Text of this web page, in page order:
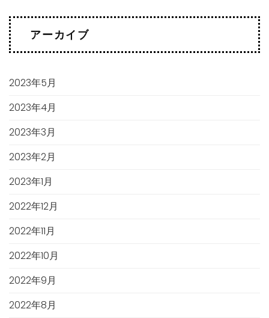
アーカイブ
2023年5月
2023年4月
2023年3月
2023年2月
2023年1月
2022年12月
2022年11月
2022年10月
2022年9月
2022年8月